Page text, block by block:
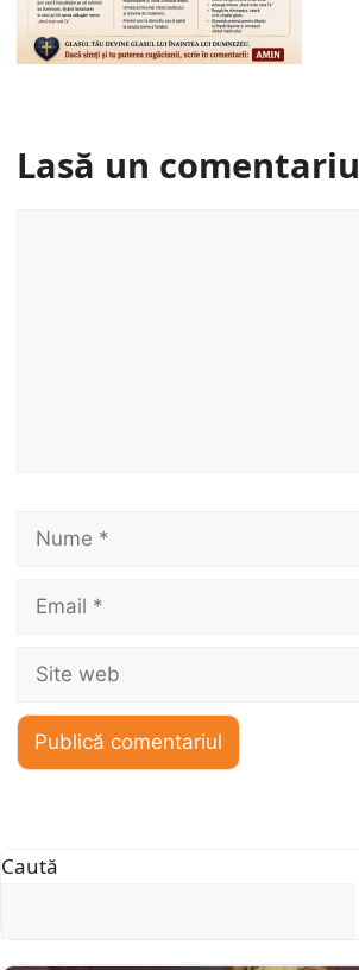
Lasă un comentariu
Nume
Email
Site
Caută